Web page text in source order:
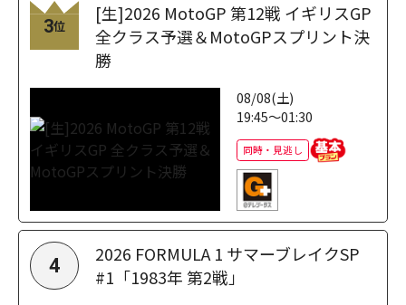
3位
[生]2026 MotoGP 第12戦 イギリスGP
全クラス予選＆MotoGPスプリント決
勝
08/08(土)
19:45～01:30
同時・見逃し
4
2026 FORMULA 1 サマーブレイクSP
#1「1983年 第2戦」